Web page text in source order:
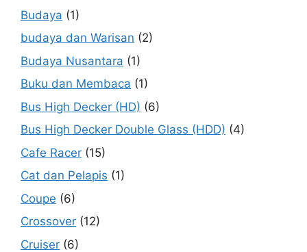
Budaya (1)
budaya dan Warisan (2)
Budaya Nusantara (1)
Buku dan Membaca (1)
Bus High Decker (HD) (6)
Bus High Decker Double Glass (HDD) (4)
Cafe Racer (15)
Cat dan Pelapis (1)
Coupe (6)
Crossover (12)
Cruiser (6)